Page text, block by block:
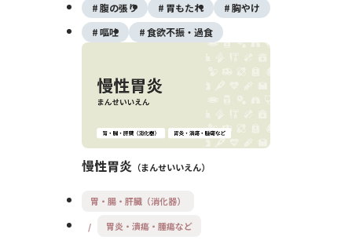
すが、長期的には慢性胃炎や胃潰瘍、さらに
は胃がんの原因にもなります。検査で感染を
確認し、除菌治療を行うことで多くの合併症
を防ぐことが可能です。早期の発見と治療
が、将来のリスクを減らす鍵となります。
腹の張り 胃もたれ
胸やけ
嘔吐
食欲不振・過食
慢性胃炎 まんせいいえん
胃・腸・肝臓（消化器）
胃炎・潰瘍・腫瘍など